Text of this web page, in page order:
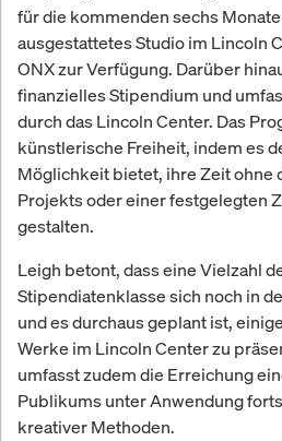
für die kommenden sechs
ausgestattetes Studio im Lincoln
ONX zur Verfügung. Darüber
finanzielles Stipendium und
durch das Lincoln Center. Das
künstlerische Freiheit, indem es
Möglichkeit bietet, ihre Zeit ohne
Projekts oder einer festgelegten
gestalten.
Leigh betont, dass eine Vielzahl
Stipendiatenklasse sich noch in
und es durchaus geplant ist,
Werke im Lincoln Center zu
umfasst zudem die Erreichung
Publikums unter Anwendung
kreativer Methoden.